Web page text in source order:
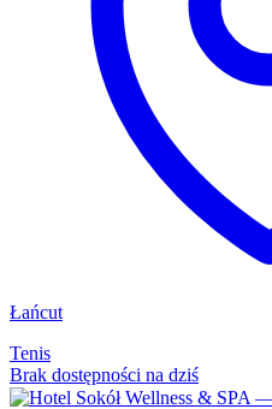
Łańcut
Tenis
Brak dostępności na dziś